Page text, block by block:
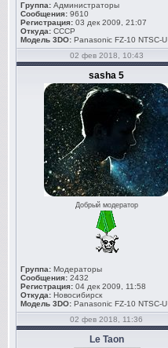
Группа: Администраторы
Сообщения: 9610
Регистрация: 03 дек 2009, 21:07
Откуда: СССР
Модель 3DO: Panasonic FZ-10 NTSC-U
02 фев 2018, 10:43
sasha 5
Добрый модератор
Группа: Модераторы
Сообщения: 2432
Регистрация: 04 дек 2009, 11:58
Откуда: Новосибирск
Модель 3DO: Panasonic FZ-10 NTSC-U
02 фев 2018, 11:36
Le Taon